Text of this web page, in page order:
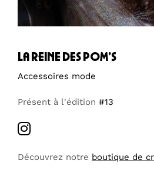
la reine des pom’s
Accessoires mode
Présent à l'édition #13
Découvrez notre boutique de